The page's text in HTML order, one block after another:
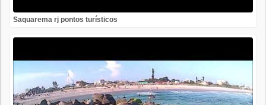
Saquarema rj pontos turísticos